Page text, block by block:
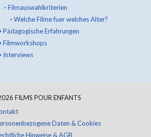
◦ Filmauswahlkriterien
◦ Welche Filme fuer welches Alter?
Pädagogische Erfahrungen
Filmworkshops
Interviews
FILMS POUR ENFANTS
Daten & Cookies
Hinweise & AGB